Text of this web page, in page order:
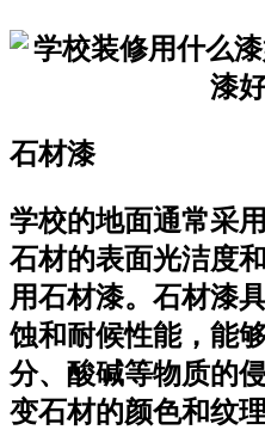
石材漆
学校的地面通常采
石材的表面光洁度
用石材漆。石材漆
蚀和耐候性能，能
分、酸碱等物质的
变石材的颜色和纹